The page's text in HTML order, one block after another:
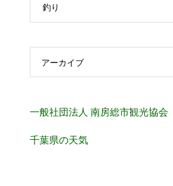
釣り
アーカイブ
一般社団法人 南房総市観光協会
千葉県の天気